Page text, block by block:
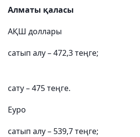
Алматы қаласы
АҚШ доллары
сатып алу – 472,3 теңге;
сату – 475 теңге.
Еуро
сатып алу – 539,7 теңге;